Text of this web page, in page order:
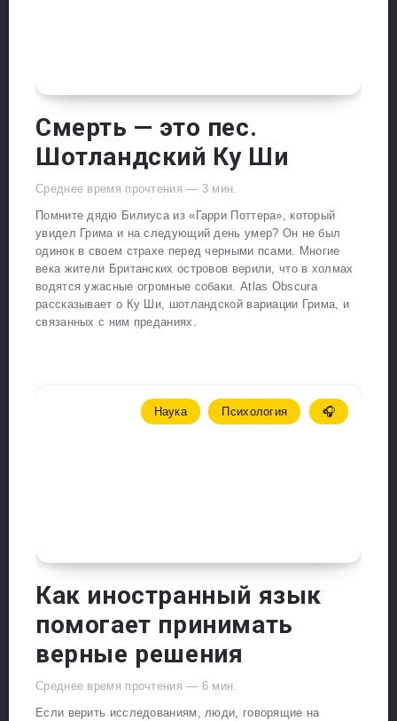
Смерть — это пес.
Шотландский Ку Ши
Среднее время прочтения — 3 мин.
Помните дядю Билиуса из «Гарри Поттера», который
увидел Грима и на следующий день умер? Он не был
одинок в своем страхе перед черными псами. Многие
века жители Британских островов верили, что в холмах
водятся ужасные огромные собаки. Atlas Obscura
рассказывает о Ку Ши, шотландской вариации Грима, и
связанных с ним преданиях.
Наука Психология 🎧
Как иностранный язык
помогает принимать
верные решения
Среднее время прочтения — 6 мин.
Если верить исследованиям, люди, говорящие на